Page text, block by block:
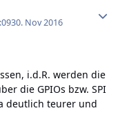
30. Nov 2016
i.d.R. werden die
die GPIOs bzw. SPI
deutlich teurer und